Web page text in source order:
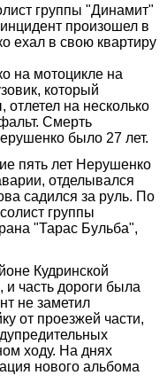
группы "Динамит"
произошел в
ехал в свою квартиру
на мотоцикле на
который
отлетел на несколько
Смерть
было 27 лет.
пять лет Нерушенко
отделывался
садился за руль. По
группы
"Тарас Бульба",
Кудринской
часть дороги была
не заметил
от проезжей части,
ходу. На днях
нового альбома